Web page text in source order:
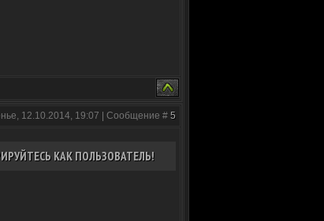
12.10.2014, 19:07 | Сообщение # 5
КАК ПОЛЬЗОВАТЕЛЬ!